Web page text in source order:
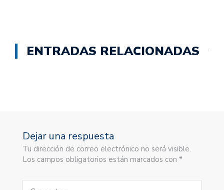
ENTRADAS RELACIONADAS
Dejar una respuesta
Tu dirección de correo electrónico no será visible.
Los campos obligatorios están marcados con *